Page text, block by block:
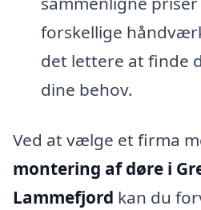
forskellige
det lettere at finde
dine behov.
Ved at vælge et firma
montering af døre i
Lammefjord kan du